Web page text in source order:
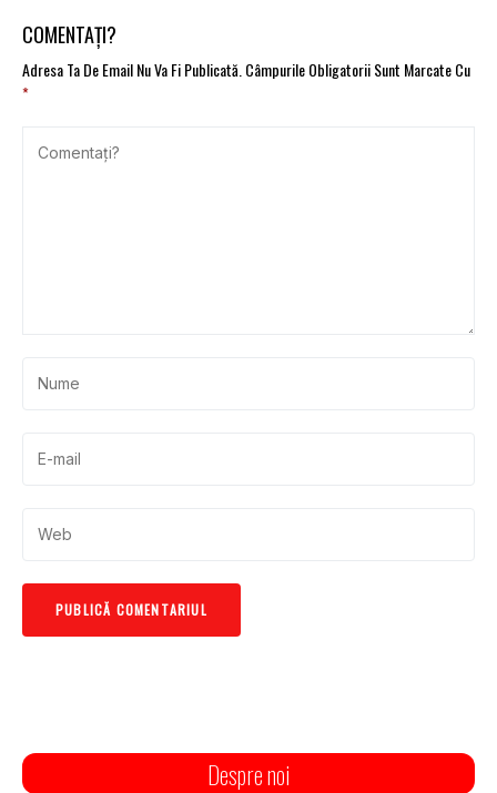
COMENTAȚI?
Adresa Ta De Email Nu Va Fi Publicată.Câmpurile Obligatorii Sunt Marcate Cu
*
Despre noi